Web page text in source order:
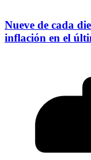
Nueve de cada
inflación en el